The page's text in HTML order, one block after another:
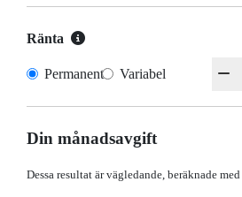
Ränta
Permanent Variabel
Din månadsavgift
Dessa resultat är vägledande, beräknade